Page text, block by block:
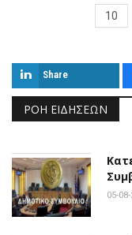
10
Share
ΡΟΉ ΕΙΔΉΣΕΩΝ
05-